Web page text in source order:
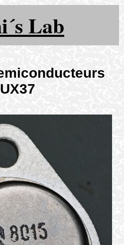
Lab